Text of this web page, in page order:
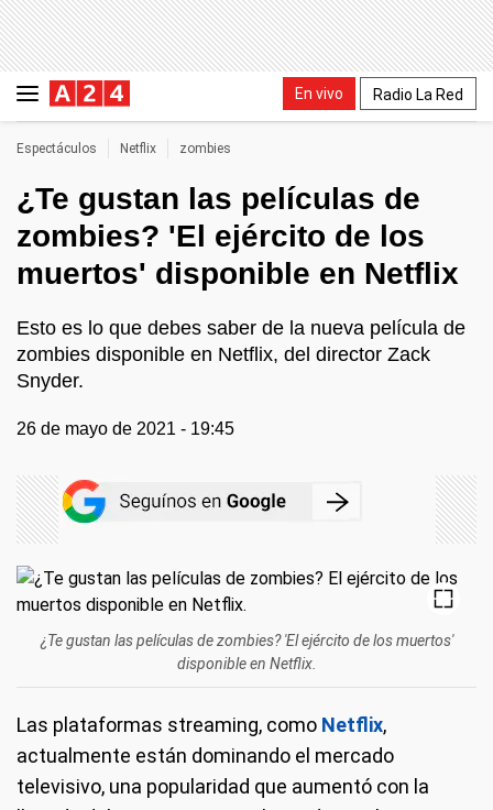
En vivo Radio La Red
Espectáculos Netflix zombies
¿Te gustan las películas de
zombies? 'El ejército de los
muertos' disponible en Netflix
Esto es lo que debes saber de la nueva película de
zombies disponible en Netflix, del director Zack
Snyder.
26 de mayo de 2021 - 19:45
¿Te gustan las películas de zombies? 'El ejército de los muertos'
disponible en Netflix.
Las plataformas streaming, como Netflix,
actualmente están dominando el mercado
televisivo, una popularidad que aumentó con la